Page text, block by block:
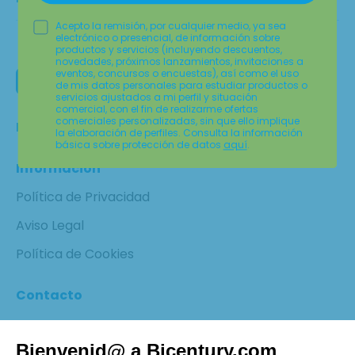
Acepto la remisión, por cualquier medio, ya sea
electrónico o presencial, de información sobre
productos y servicios (incluyendo descuentos,
novedades, próximos lanzamientos, invitaciones a
eventos, concursos o encuestas), así como el uso
de mis datos personales para estudiar productos o
servicios ajustados a mi perfil y situación
comercial, con el fin de realizarme ofertas
comerciales personalizadas, sin que ello implique
la elaboración de perfiles. Consulta la información
básica sobre protección de datos aquí.
Home
Información
Política de Privacidad
Aviso Legal
Política de Cookies
Contacto
¡SÍGUENOS EN LAS REDES